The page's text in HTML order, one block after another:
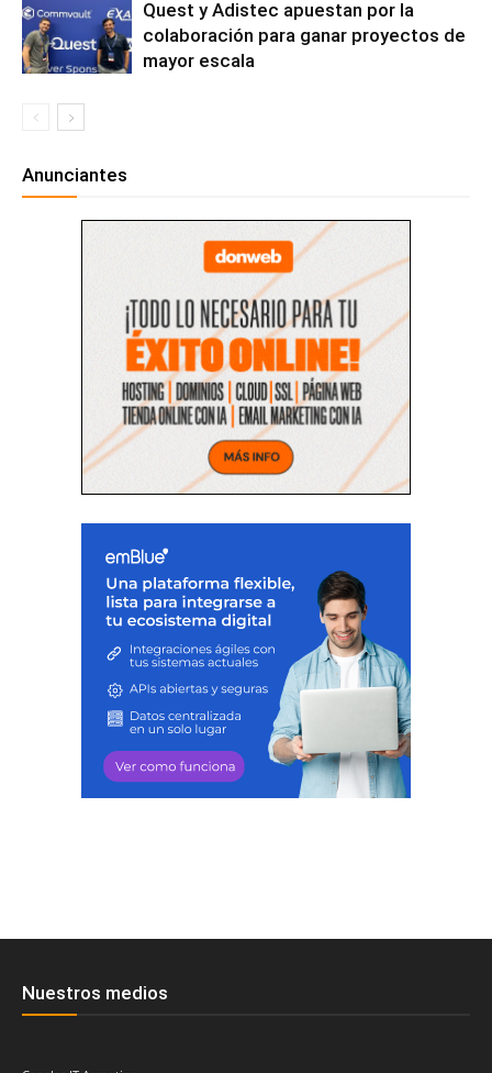
Quest y Adistec apuestan por la
colaboración para ganar proyectos de
mayor escala
Anunciantes
Nuestros medios